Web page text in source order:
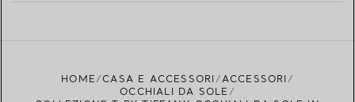
HOME CASA E ACCESSORI
ACCESSORI
OCCHIALI DA SOLE